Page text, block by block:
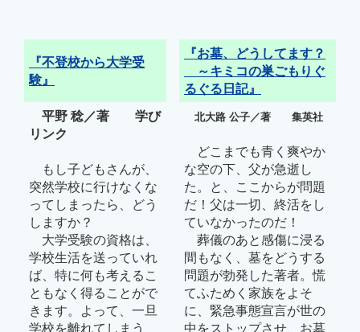
『不登校から大学受
験』
『お墓、どうしてます？
～キミコの巣ごもりぐ
るぐる日記』
平野 稔／著 学び
リンク
もし子どもさんが、
突然学校に行けなくな
ってしまったら、どう
しますか？
大学受験の資格は、
学校生活を送っていれ
ば、特に何も考えるこ
ともなく得ることがで
きます。よって、一旦
学校を離れてしまう
北大路 公子／著 集英社
どこまでも青く爽やか
な空の下、父が急逝し
た。と、ここからが問題
だ！父は一切、終活をし
ていなかったのだ！
葬儀のあと感傷に浸る
間もなく、墓をどうする
問題が勃発した著者。慌
てふためく家族をよそ
に、緊急事態宣言が世の
中をストップさせ、お墓